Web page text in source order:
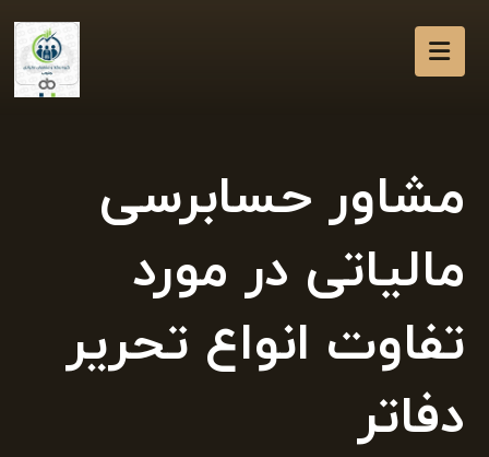
مشاور حسابرسی
مالیاتی در مورد
تفاوت انواع تحریر
دفاتر